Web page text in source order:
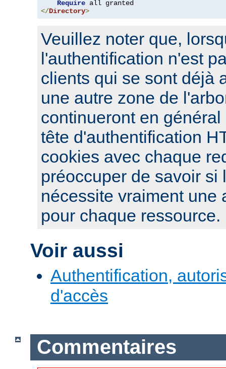
Require
</Directory>
Veuillez noter que,
l'authentification n'est
clients qui se sont déjà
une autre zone de
continueront en
tête d'authentification
cookies avec chaque
préoccuper de savoir si
nécessite vraiment une
pour chaque ressource.
Voir aussi
Authentification,
d'accès
Commentaires